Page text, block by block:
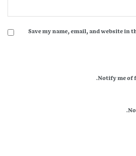
Save my name, email, and website in
Notify me of